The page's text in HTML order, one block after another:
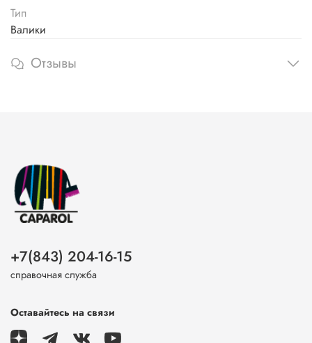
Тип
Валики
Отзывы
+7(843) 204-16-15
справочная служба
Оставайтесь на связи